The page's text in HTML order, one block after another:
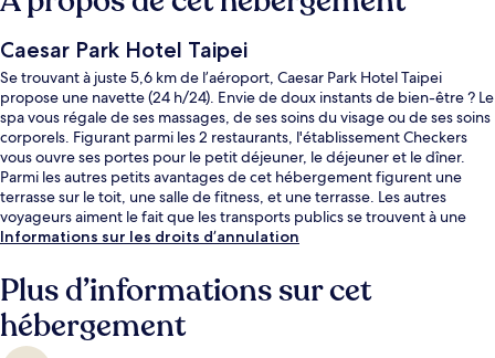
Caesar Park Hotel Taipei
Se trouvant à juste 5,6 km de l’aéroport, Caesar Park Hotel Taipei
propose une navette (24 h/24). Envie de doux instants de bien-être ? Le
spa vous régale de ses massages, de ses soins du visage ou de ses soins
corporels. Figurant parmi les 2 restaurants, l'établissement Checkers
vous ouvre ses portes pour le petit déjeuner, le déjeuner et le dîner.
Parmi les autres petits avantages de cet hébergement figurent une
terrasse sur le toit, une salle de fitness, et une terrasse. Les autres
voyageurs aiment le fait que les transports publics se trouvent à une
courte distance de marche : Station de métro de Taipei est à 8 minutes à
Informations sur les droits d’annulation
Plus d’informations sur cet
hébergement